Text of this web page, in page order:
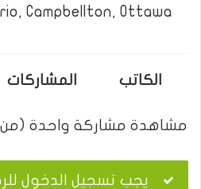
Campbellton, Ottawa.
الكاتب المشاركات
مشاهدة مشاركة واحدة (من
يجب تسجيل الدخول